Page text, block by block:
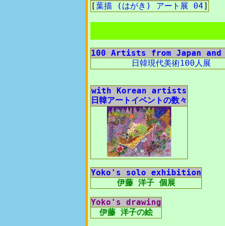
[葉描 (はがき) アート展 04]
100 Artists from Japan and
日韓現代美術100人展
with Korean artists
日韓アートイベントの数々
Yoko's solo exhibition
伊藤 洋子 個展
Yoko's drawing
伊藤 洋子の絵